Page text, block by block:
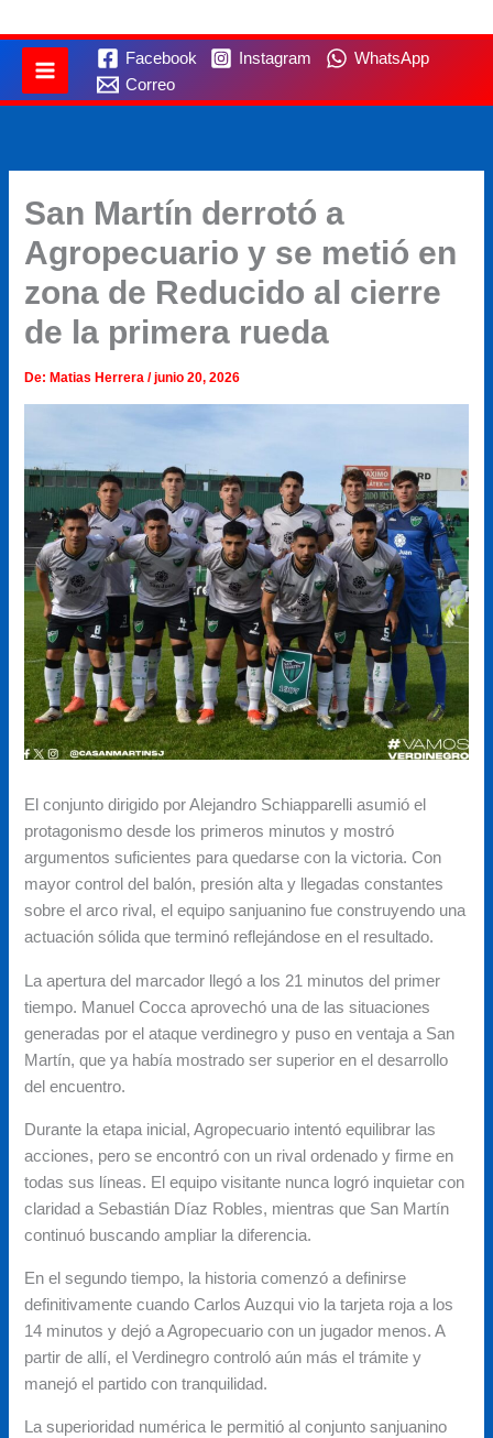
Facebook Instagram
WhatsApp
Correo
San Martín derrotó a
Agropecuario y se metió en
zona de Reducido al cierre
de la primera rueda
De: Matias Herrera/junio 20, 2026
El conjunto dirigido por Alejandro Schiapparelli asumió el
protagonismo desde los primeros minutos y mostró
argumentos suficientes para quedarse con la victoria. Con
mayor control del balón, presión alta y llegadas constantes
sobre el arco rival, el equipo sanjuanino fue construyendo una
actuación sólida que terminó reflejándose en el resultado.
La apertura del marcador llegó a los 21 minutos del primer
tiempo. Manuel Cocca aprovechó una de las situaciones
generadas por el ataque verdinegro y puso en ventaja a San
Martín, que ya había mostrado ser superior en el desarrollo
del encuentro.
Durante la etapa inicial, Agropecuario intentó equilibrar las
acciones, pero se encontró con un rival ordenado y firme en
todas sus líneas. El equipo visitante nunca logró inquietar con
claridad a Sebastián Díaz Robles, mientras que San Martín
continuó buscando ampliar la diferencia.
En el segundo tiempo, la historia comenzó a definirse
definitivamente cuando Carlos Auzqui vio la tarjeta roja a los
14 minutos y dejó a Agropecuario con un jugador menos. A
partir de allí, el Verdinegro controló aún más el trámite y
manejó el partido con tranquilidad.
La superioridad numérica le permitió al conjunto sanjuanino